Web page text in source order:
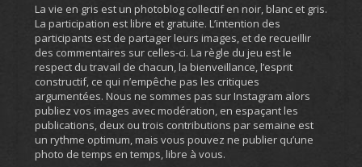
La vie en gris est un photoblog collectif en noir, blanc et gris.
La participation est libre et gratuite. L’intention des
participants est de partager leurs images, et de recueillir
des commentaires sur celles-ci. La règle du jeu est le
respect du travail de chacun, la bienveillance, l’esprit
constructif, ce qui n’empêche pas les critiques
argumentées. Nous ne sommes pas sur Instagram alors
publiez vos images avec modération, en espaçant les
publications, deux ou trois contributions par semaine est
un rythme optimum, mais vous pouvez ne publier qu’une
photo de temps en temps, libre à vous.